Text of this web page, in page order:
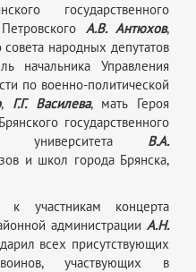
государственного
А.В. Антюхов,
совета народных депутатов
начальника Управления
по военно-политической
, Г.Г. Василева, мать Героя
государственного
университета В.А.
и школ города Брянска,
участникам концерта
администрации А.Н.
всех присутствующих
участвующих в